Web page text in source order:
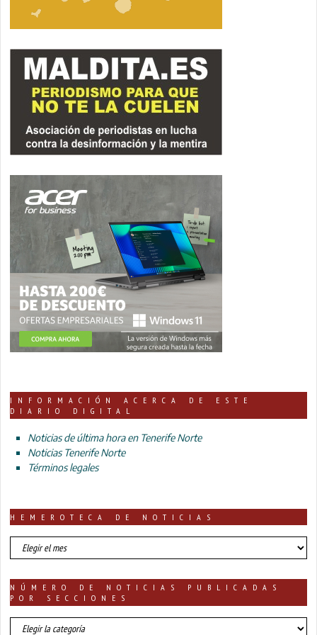
INFORMACIÓN ACERCA DE ESTE
DIARIO DIGITAL
Noticias de última hora en Tenerife Norte
Noticias Tenerife Norte
Términos legales
HEMEROTECA DE NOTICIAS
HEMEROTECA
DE
NÚMERO DE NOTICIAS PUBLICADAS
POR SECCIONES
número